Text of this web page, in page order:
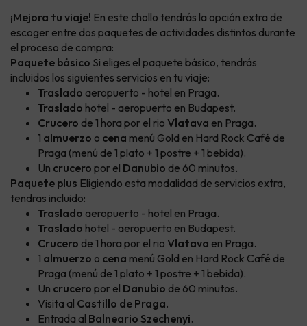
¡Mejora tu viaje! En este chollo tendrás la opción extra de
escoger entre dos paquetes de actividades distintos durante
el proceso de compra:
Paquete básico Si eliges el paquete básico, tendrás
incluidos los siguientes servicios en tu viaje:
Traslado aeropuerto - hotel en Praga.
Traslado hotel - aeropuerto en Budapest.
Crucero de 1 hora por el rio Vlatava en Praga.
1 almuerzo o cena menú Gold en Hard Rock Café de
Praga (menú de 1 plato + 1 postre + 1 bebida).
Un crucero por el Danubio de 60 minutos.
Paquete plus Eligiendo esta modalidad de servicios extra,
tendras incluido:
Traslado aeropuerto - hotel en Praga.
Traslado hotel - aeropuerto en Budapest.
Crucero de 1 hora por el rio Vlatava en Praga.
1 almuerzo o cena menú Gold en Hard Rock Café de
Praga (menú de 1 plato + 1 postre + 1 bebida).
Un crucero por el Danubio de 60 minutos.
Visita al Castillo de Praga.
Entrada al Balneario Szechenyi.